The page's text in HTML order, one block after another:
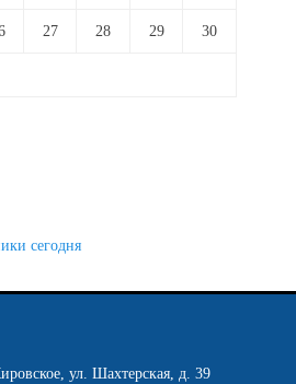
27 28 29 30
ул. Шахтерская, д. 39